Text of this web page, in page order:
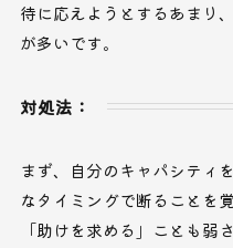
待に応えようとするあまり
が多いです。
対処法：
まず、自分のキャパシティ
なタイミングで断ることを
「助けを求める」ことも